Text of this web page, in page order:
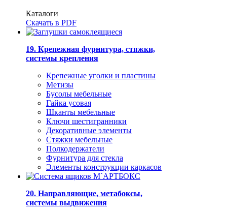
Каталоги
Скачать в PDF
19. Крепежная фурнитура, стяжки,
системы крепления
Крепежные уголки и пластины
Метизы
Бусолы мебельные
Гайка усовая
Шканты мебельные
Ключи шестигранники
Декоративные элементы
Стяжки мебельные
Полкодержатели
Фурнитура для стекла
Элементы конструкции каркасов
20. Направляющие, метабоксы,
системы выдвижения